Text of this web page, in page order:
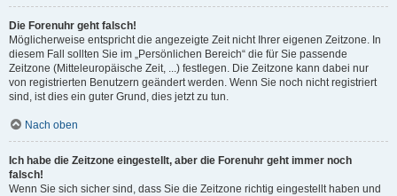
Die Forenuhr geht falsch!
Möglicherweise entspricht die angezeigte Zeit nicht Ihrer eigenen Zeitzone. In
diesem Fall sollten Sie im „Persönlichen Bereich“ die für Sie passende
Zeitzone (Mitteleuropäische Zeit, ...) festlegen. Die Zeitzone kann dabei nur
von registrierten Benutzern geändert werden. Wenn Sie noch nicht registriert
sind, ist dies ein guter Grund, dies jetzt zu tun.
Nach oben
Ich habe die Zeitzone eingestellt, aber die Forenuhr geht immer noch
falsch!
Wenn Sie sich sicher sind, dass Sie die Zeitzone richtig eingestellt haben und